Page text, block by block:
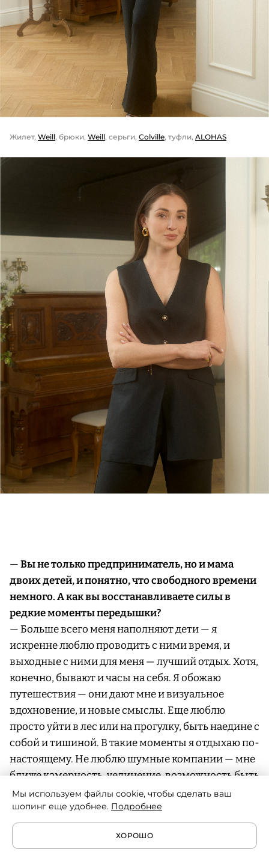
Жилет, Weill, брюки, Weill, серьги, Colville, туфли, ALOHAS
— Вы не только предприниматель, но и мама
двоих детей, и понятно, что свободного времени
немного. А как вы восстанавливаете силы в
редкие моменты передышки?
— Больше всего меня наполняют дети — я
искренне люблю проводить с ними время, и
выходные с ними для меня — лучший отдых. Хотя,
конечно, бывают и часы на себя. Я обожаю
путешествия — они дают мне и визуальное
вдохновение, и новые смыслы. Еще люблю
просто уйти в лес или на прогулку, быть наедине с
собой и тишиной. В такие моменты я отдыхаю по-
настоящему. Не люблю шумные компании — мне
ближе камерность, уединение, возможность быть
в моменте. А еще — книги. Они всегда рядом.
Мы используем файлы cookie, чтобы сделать ваш
шопинг еще удобнее. Подробнее
ХОРОШО